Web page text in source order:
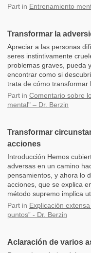
Part in Entrenamiento
Transformar la
Apreciar a las personas
seres instintivamente
problemas graves, pueda
encontrar como si
trata de cómo transformar
Part in Comentario sobre
mental" – Dr. Berzin
Transformar
acciones
Introducción Hemos
adversas en un camino
pensamientos, y ahora lo
acciones, que se explica
método supremo implica
Part in Explicación
puntos” - Dr. Berzin
Aclaración de varios